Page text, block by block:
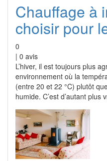
Chauffage à
choisir pour
0
| 0 avis
L’hiver, il est toujours plus
environnement où la
(entre 20 et 22 °C) plutôt
humide. C’est d’autant